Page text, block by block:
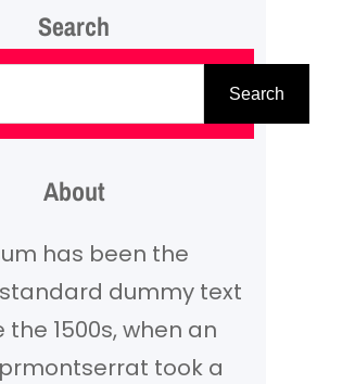
Search
Search
About
has been the
dummy text
the 1500s, when an
took a